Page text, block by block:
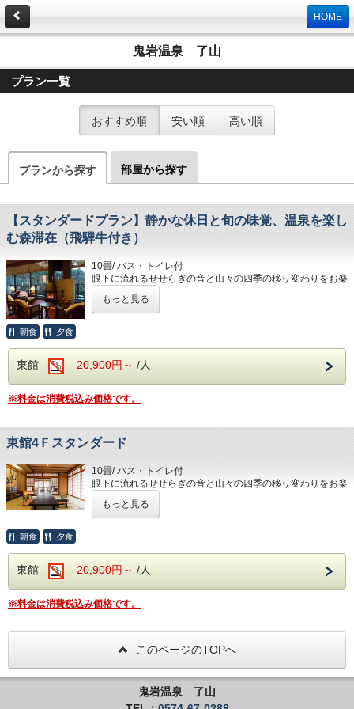
HOME
鬼岩温泉 了山
プラン一覧
おすすめ順 安い順 高い順
プランから探す 部屋から探す
【スタンダードプラン】静かな休日と旬の味覚、温泉を楽し
む森滞在（飛騨牛付き）
10畳/ バス・トイレ付
眼下に流れるせせらぎの音と山々の四季の移り変わりをお楽
お部屋の確保には万全を期しておりますが他サイト様と共有
その時は旅館側からご連絡申し上げますのでご了承ください
ませ。 客室はゆったりのんびり定員でお過ごしくださいま
知の上プラス1名様までは可能でございます。 その際は直接
宿にお問合せ下さいませ。
もっと見る
朝食 夕食
東館 20,900円～ /人
※料金は消費税込み価格です。
東館4Ｆスタンダード
10畳/ バス・トイレ付
眼下に流れるせせらぎの音と山々の四季の移り変わりをお楽
お部屋の確保には万全を期しておりますが他サイト様と共有
その時は旅館側からご連絡申し上げますのでご了承ください
ませ。 客室はゆったりのんびり定員でお過ごしくださいま
知の上プラス1名様までは可能でございます。 その際は直接
宿にお問合せ下さいませ。
もっと見る
朝食 夕食
東館 20,900円～ /人
※料金は消費税込み価格です。
このページのTOPへ
鬼岩温泉 了山